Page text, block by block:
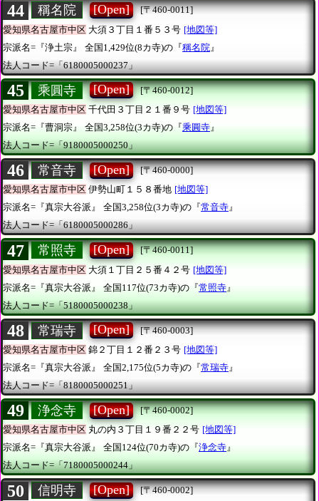
44 稱名院 [Open]
[〒460-0011]
愛知県名古屋市中区 大須３丁目１番５３号 [地図等]
宗派名=『浄土宗』
全国1,429位(8カ寺)の『稱名院 』
法人コード=「6180005000237」
45 乘圓寺 [Open]
[〒460-0012]
愛知県名古屋市中区 千代田３丁目２１番９号 [地図等]
宗派名=『曹洞宗』
全国3,258位(3カ寺)の『乘圓寺』
法人コード=「9180005000250」
46 常音寺 [Open]
[〒460-0000]
愛知県名古屋市中区 伊勢山町１５８番地 [地図等]
宗派名=『真宗大谷派』
全国3,258位(3カ寺)の『常音寺』
法人コード=「6180005000286」
47 常照寺 [Open]
[〒460-0011]
愛知県名古屋市中区 大須１丁目２５番４２号 [地図等]
宗派名=『真宗大谷派』
全国117位(73カ寺)の『常照寺 』
法人コード=「5180005000238」
48 常瑞寺 [Open]
[〒460-0003]
愛知県名古屋市中区 錦２丁目１２番２３号 [地図等]
宗派名=『真宗大谷派』
全国2,175位(5カ寺)の『常瑞寺』
法人コード=「8180005000251」
49 浄念寺 [Open]
[〒460-0002]
愛知県名古屋市中区 丸の内３丁目１９番２２号 [地図等]
宗派名=『真宗大谷派』
全国124位(70カ寺)の『浄念寺』
法人コード=「7180005000244」
50 信明寺 [Open]
[〒460-0002]